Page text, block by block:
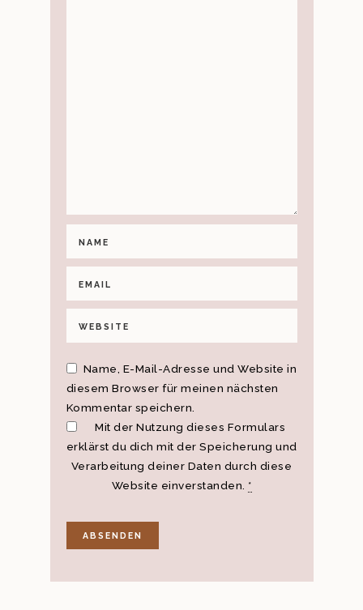
Name, E-Mail-Adresse und Website in
diesem Browser für meinen nächsten
Kommentar speichern.
Mit der Nutzung dieses Formulars
erklärst du dich mit der Speicherung und
Verarbeitung deiner Daten durch diese
Website einverstanden. *